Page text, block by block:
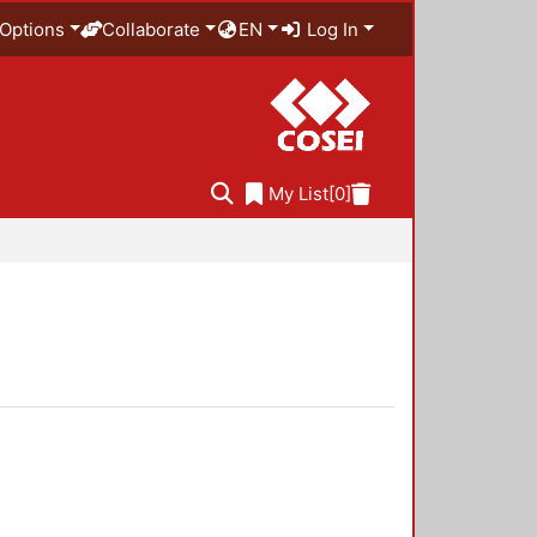
Options Collaborate EN Log In
My List[0]